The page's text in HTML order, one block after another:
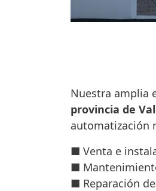
Nuestra amplia
provincia de
automatización
■ Venta e
■
■ Reparación